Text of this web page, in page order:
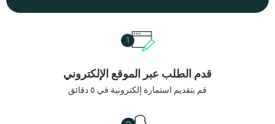
قدم الطلب عبر الموقع الإلكتروني
قم بتقديم استمارة إلكترونية في ٥ دقائق